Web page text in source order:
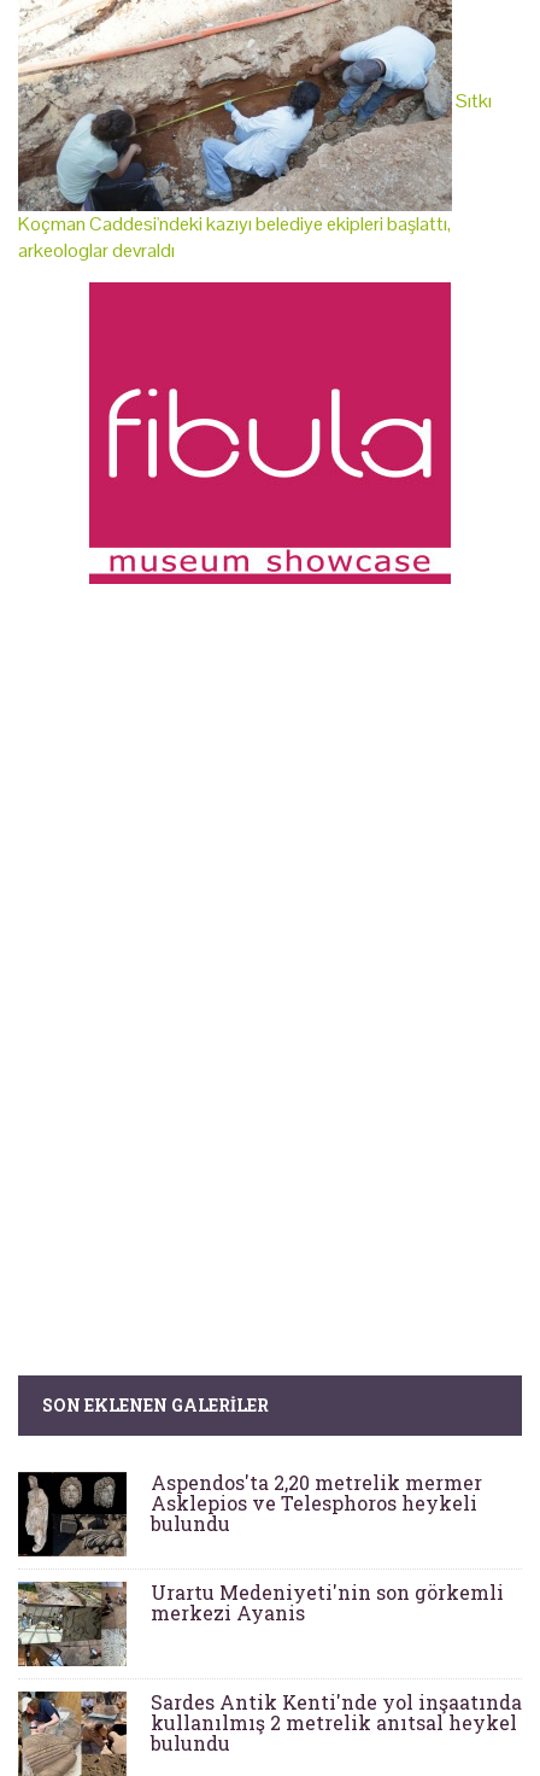
Sıtkı
Koçman Caddesi'ndeki kazıyı belediye ekipleri başlattı,
arkeologlar devraldı
SON EKLENEN GALERILER
Aspendos'ta 2,20 metrelik mermer
Asklepios ve Telesphoros heykeli
bulundu
Urartu Medeniyeti'nin son görkemli
merkezi Ayanis
Sardes Antik Kenti'nde yol inşaatında
kullanılmış 2 metrelik anıtsal heykel
bulundu